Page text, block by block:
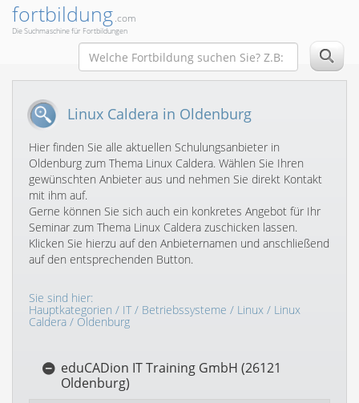
fortbildung.com
Die Suchmaschine für Fortbildungen
Linux Caldera in Oldenburg
Hier finden Sie alle aktuellen Schulungsanbieter in
Oldenburg zum Thema Linux Caldera. Wählen Sie Ihren
gewünschten Anbieter aus und nehmen Sie direkt Kontakt
mit ihm auf.
Gerne können Sie sich auch ein konkretes Angebot für Ihr
Seminar zum Thema Linux Caldera zuschicken lassen.
Klicken Sie hierzu auf den Anbieternamen und anschließend
auf den entsprechenden Button.
Sie sind hier:
Hauptkategorien / IT/ Betriebssysteme / Linux / Linux
Caldera / Oldenburg
eduCADion IT Training GmbH (26121
Oldenburg)